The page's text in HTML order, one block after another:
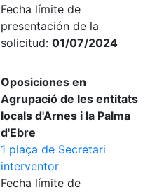
Fecha límite de
presentación de la
solicitud: 01/07/2024
Oposiciones en
Agrupació de les entitats
locals d'Arnes i la Palma
d'Ebre
1 plaça de Secretari
interventor
Fecha límite de